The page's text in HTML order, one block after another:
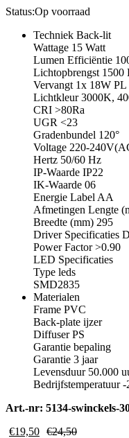
Status:Op voorraad
Techniek Back-lit
Wattage 15 Watt
Lumen Efficiëntie
Lichtopbrengst 1500
Vervangt 1x 18W PL
Lichtkleur 3000K,
CRI >80Ra
UGR <23
Gradenbundel 120°
Voltage 220-
Hertz 50/60 Hz
IP-Waarde IP22
IK-Waarde 06
Energie Label AA
Afmetingen Lengte
Breedte (mm) 295
Driver Specificaties
Power Factor >0.90
LED Specificaties
Type leds
SMD2835
Materialen
Frame PVC
Back-plate ijzer
Diffuser PS
Garantie bepaling
Garantie 3 jaar
Levensduur 50.000
Bedrijfstemperatuur -
Art.-nr: 5134-swinckels-
€19,50 €24,50